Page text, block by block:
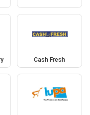
Cash Fresh